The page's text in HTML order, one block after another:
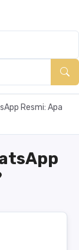
Resmi: Apa